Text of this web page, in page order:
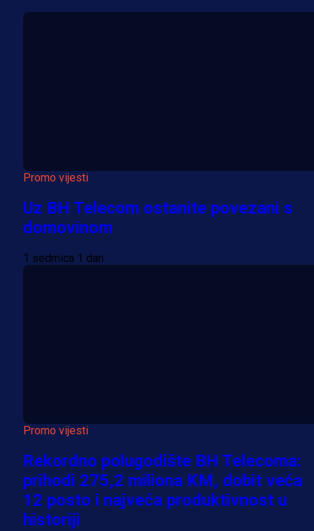
Promo vijesti
Uz BH Telecom ostanite povezani s
domovinom
1 sedmica 1 dan
Promo vijesti
Rekordno polugodište BH Telecoma:
prihodi 275,2 miliona KM, dobit veća
12 posto i najveća produktivnost u
historiji